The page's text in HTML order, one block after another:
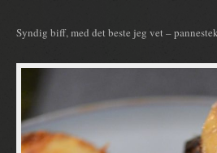
Syndig biff, med det beste jeg vet –